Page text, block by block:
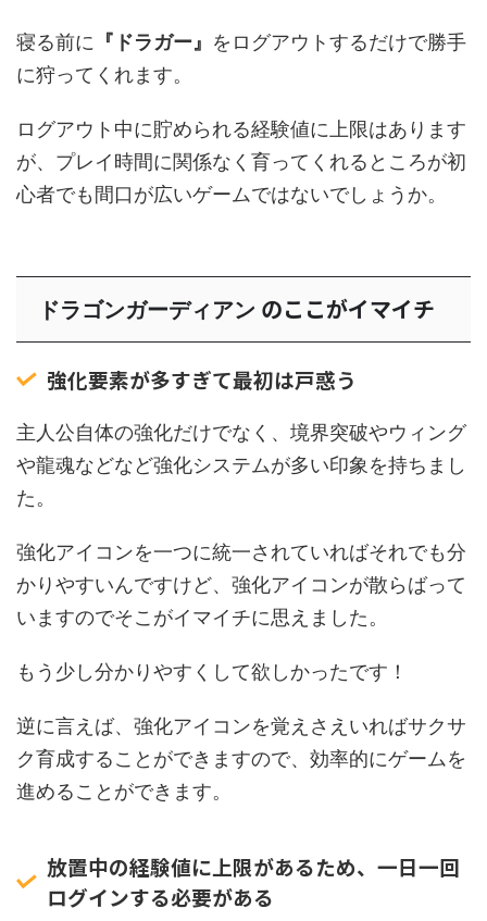
寝る前に 『ドラガー』 をログアウトするだけで勝手
に狩ってくれます。
ログアウト中に貯められる経験値に上限はあります
が、プレイ時間に関係なく育ってくれるところが初
心者でも間口が広いゲームではないでしょうか。
ドラゴンガーディアン のここがイマイチ
強化要素が多すぎて最初は戸惑う
主人公自体の強化だけでなく、境界突破やウィング
や龍魂などなど強化システムが多い印象を持ちまし
た。
強化アイコンを一つに統一されていればそれでも分
かりやすいんですけど、強化アイコンが散らばって
いますのでそこがイマイチに思えました。
もう少し分かりやすくして欲しかったです！
逆に言えば、強化アイコンを覚えさえいればサクサ
ク育成することができますので、効率的にゲームを
進めることができます。
放置中の経験値に上限があるため、一日一回
ログインする必要がある